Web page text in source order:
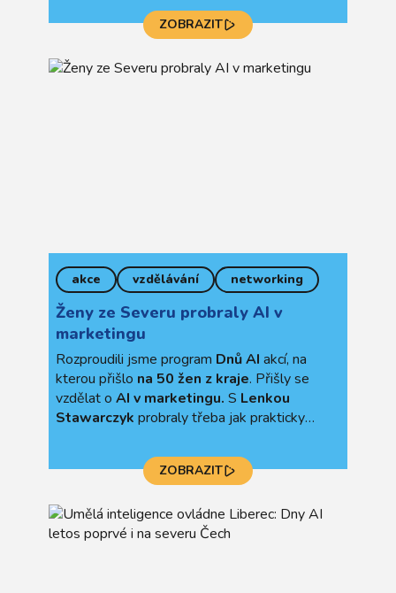
se v regionu rodí bez ohledu na roční období,
už teď v říjnu jsme spustiliregistrace do
ZOBRAZIT
akce vzdělávání networking
Ženy ze Severu probraly AI v
marketingu
Rozproudili jsme program Dnů AI akcí, na
kterou přišlo na 50 žen z kraje. Přišly se
vzdělat o AI v marketingu. S Lenkou
Stawarczyk probraly třeba jak prakticky
rovnováhu mezi umělou inteligencí a lidským
ZOBRAZIT